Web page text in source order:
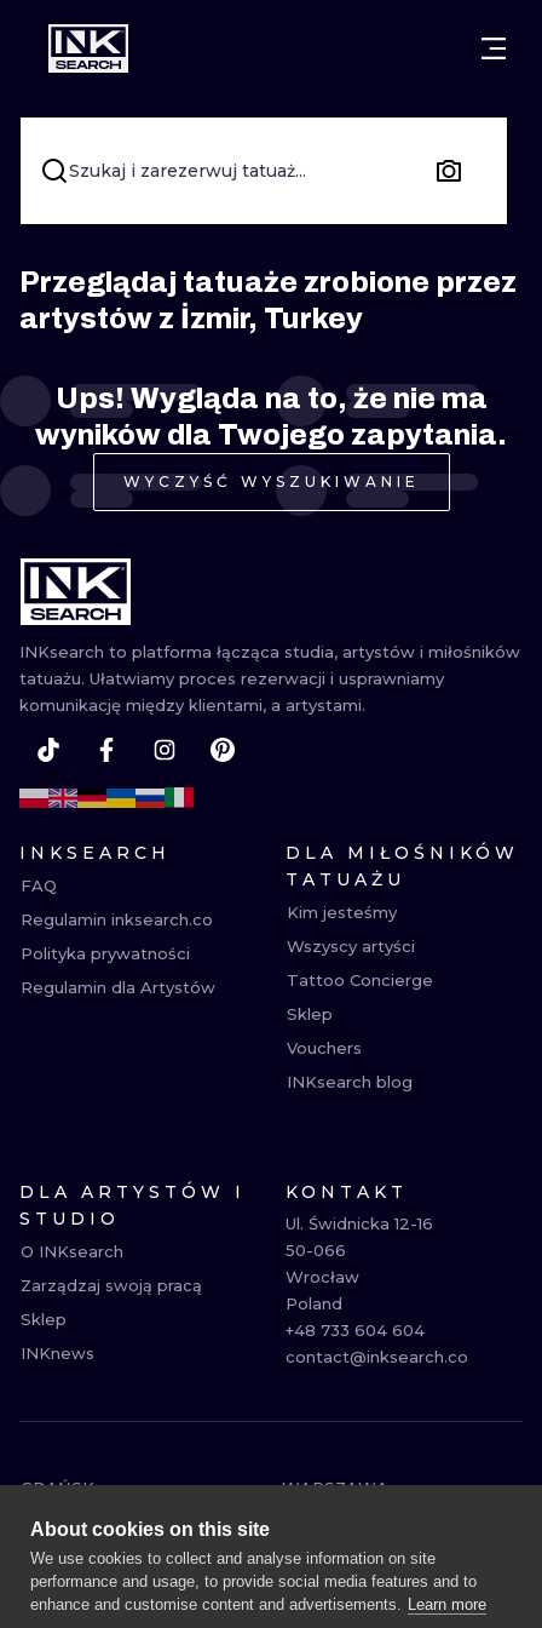
MIASTA GDAŃSK
WARSZAWA POZNAŃ
KRAKÓW KATOWICE
WROCŁAW ŁÓDŹ
BERLIN WIEDEŃ
AMSTERDAM EDYNBURG
PRAGA LONDYN
STYLE
KALIGRAFIA
NEW
TRIBAL
RYCINOWE
Szukaj i zarezerwuj tatuaż...
Przeglądaj tatuaże zrobione przez
artystów z İzmir, Turkey
Ups! Wygląda na to, że nie ma
wyników dla Twojego zapytania.
WYCZYŚĆ WYSZUKIWANIE
INKsearch to platforma łącząca studia, artystów i miłośników
tatuażu. Ułatwiamy proces rezerwacji i usprawniamy
komunikację między klientami, a artystami.
INKSEARCH
FAQ
Regulamin inksearch.co
Polityka prywatności
Regulamin dla Artystów
DLA MIŁOŚNIKÓW
TATUAŻU
Kim jesteśmy
Wszyscy artyści
Tattoo Concierge
Sklep
Vouchers
INKsearch blog
DLA ARTYSTÓW I
STUDIO
O INKsearch
Zarządzaj swoją pracą
Sklep
INKnews
KONTAKT
Ul. Świdnicka 12-16
50-066
Wrocław
Poland
+48 733 604 604
contact@inksearch.co
GDAŃSK
WARSZAWA
POZNAŃ
KATOWICE
WROCŁAW
ŁÓDŹ
BERLIN
About cookies on this site
We use cookies to collect and analyse information on site
performance and usage, to provide social media features and to
enhance and customise content and advertisements. Learn more